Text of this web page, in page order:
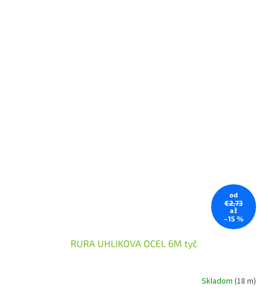
od
€2,73
až
–15 %
RURA UHLIKOVA OCEL 6M tyč
Skladom (18 m)